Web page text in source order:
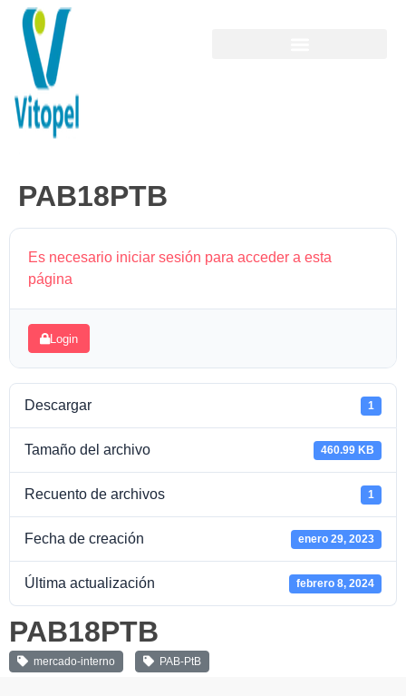
PAB18PTB
Es necesario iniciar sesión para acceder a esta
página
Login
Descargar 1
Tamaño del archivo 460.99 KB
Recuento de archivos 1
Fecha de creación enero 29, 2023
Última actualización febrero 8, 2024
PAB18PTB
mercado-interno PAB-PtB